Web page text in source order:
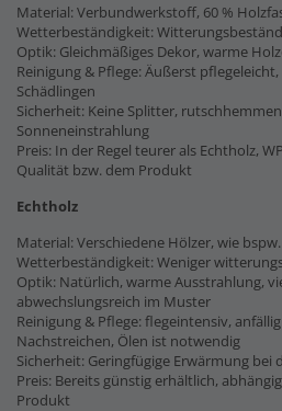
Material: Verbundwerkstoff, 60 %
Wetterbeständigkeit:
Optik: Gleichmäßiges Dekor, warme
Reinigung & Pflege: Äußerst
Schädlingen
Sicherheit: Keine Splitter,
Sonneneinstrahlung
Preis: In der Regel teurer als Echtholz,
Qualität bzw. dem Produkt
Echtholz
Material: Verschiedene Hölzer, wie
Wetterbeständigkeit: Weniger
Optik: Natürlich, warme Ausstrahlung,
abwechslungsreich im Muster
Reinigung & Pflege: flegeintensiv,
Nachstreichen, Ölen ist notwendig
Sicherheit: Geringfügige Erwärmung
Preis: Bereits günstig erhältlich,
Produkt